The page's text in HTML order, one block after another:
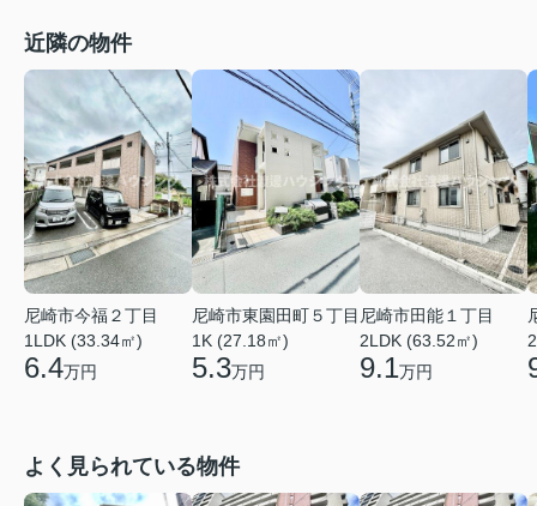
近隣の物件
尼崎市今福２丁目
1LDK (33.34㎡)
6.4万円
尼崎市東園田町５丁目
1K (27.18㎡)
5.3万円
尼崎市田能１丁目
2LDK (63.52㎡)
9.1万円
よく見られている物件